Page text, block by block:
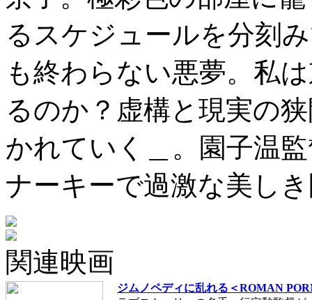
るスケジュールを分刻
も終わらない悪夢。私
るのか？虚構と現実の
かれていく＿。園子温
ナーキーで過激な美し
関連映画
ジムノペディに乱れる＜ROMAN